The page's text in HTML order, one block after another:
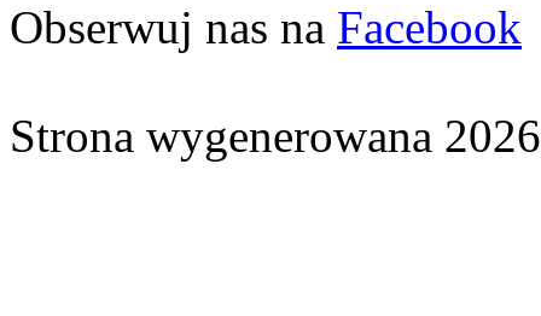
Obserwuj nas na Facebook
Strona wygenerowana